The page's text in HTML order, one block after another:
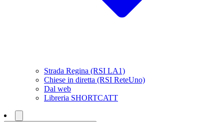
Strada Regina (RSI LA1)
Chiese in diretta (RSI ReteUno)
Dal web
Libreria SHORTCATT